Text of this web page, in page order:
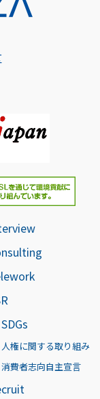
SDGs
人権に関する取り組み
消費者志向自主宣言